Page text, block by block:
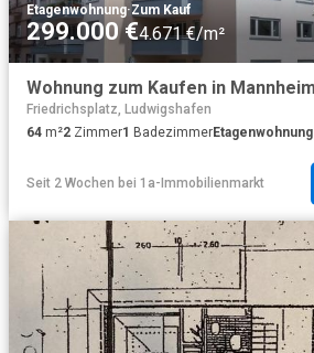
Etagenwohnung·Zum Kauf
299.000 €4.671 €/m²
Friedrichsplatz, Ludwigshafen
64 m²2 Zimmer1 BadezimmerEtagenwohnung
Seit 2 Wochen bei 1a-Immobilienmarkt